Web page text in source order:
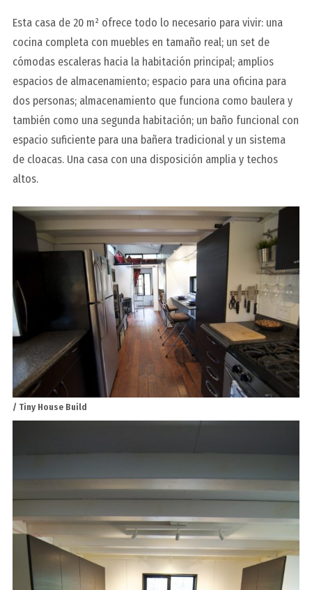
Esta casa de 20 m² ofrece todo lo necesario para vivir: una
cocina completa con muebles en tamaño real; un set de
cómodas escaleras hacia la habitación principal; amplios
espacios de almacenamiento; espacio para una oficina para
dos personas; almacenamiento que funciona como baulera y
también como una segunda habitación; un baño funcional con
espacio suficiente para una bañera tradicional y un sistema
de cloacas. Una casa con una disposición amplia y techos
altos.
/ Tiny House Build